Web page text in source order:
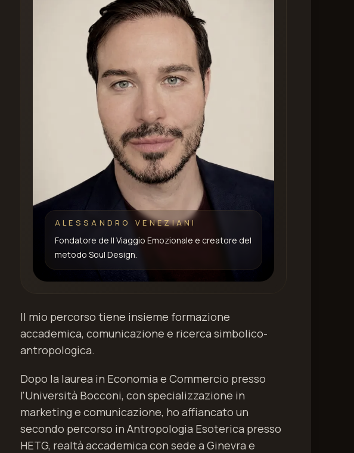
ALESSANDRO VENEZIANI
Fondatore de Il Viaggio Emozionale e creatore del
metodo Soul Design.
Il mio percorso tiene insieme formazione
accademica, comunicazione e ricerca simbolico-
antropologica.
Dopo la laurea in Economia e Commercio presso
l'Università Bocconi, con specializzazione in
marketing e comunicazione, ho affiancato un
secondo percorso in Antropologia Esoterica presso
HETG, realtà accademica con sede a Ginevra e